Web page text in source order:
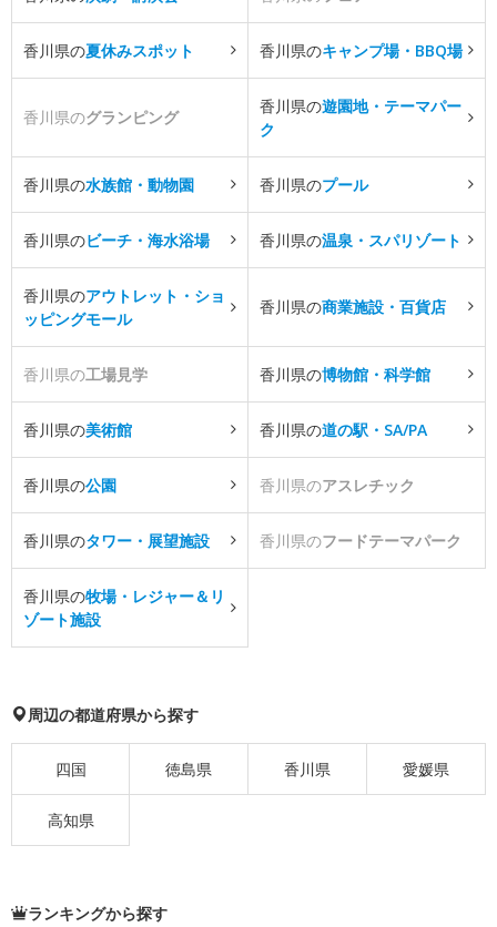
香川県の夏休みスポット 香川県のキャンプ場・BBQ場
香川県のグランピング
香川県の遊園地・テーマパー
ク
香川県の水族館・動物園 香川県のプール
香川県のビーチ・海水浴場 香川県の温泉・スパリゾート
香川県のアウトレット・ショ
ッピングモール
香川県の商業施設・百貨店
香川県の工場見学 香川県の博物館・科学館
香川県の美術館 香川県の道の駅・SA/PA
香川県の公園 香川県のアスレチック
香川県のタワー・展望施設 香川県のフードテーマパーク
香川県の牧場・レジャー＆リ
ゾート施設
周辺の都道府県から探す
四国 徳島県 香川県 愛媛県
高知県
ランキングから探す